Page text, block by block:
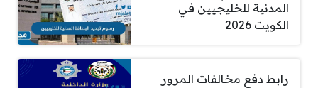
المدنية للخليجيين في
الكويت 2026
رابط دفع مخالفات المرور